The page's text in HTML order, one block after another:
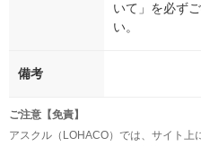
いて」を必ず
い。
備考
ご注意【免責】
アスクル（LOHACO）では、サイト上